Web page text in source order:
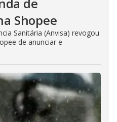
Shopee
Sanitária (Anvisa) revogou
de anunciar e